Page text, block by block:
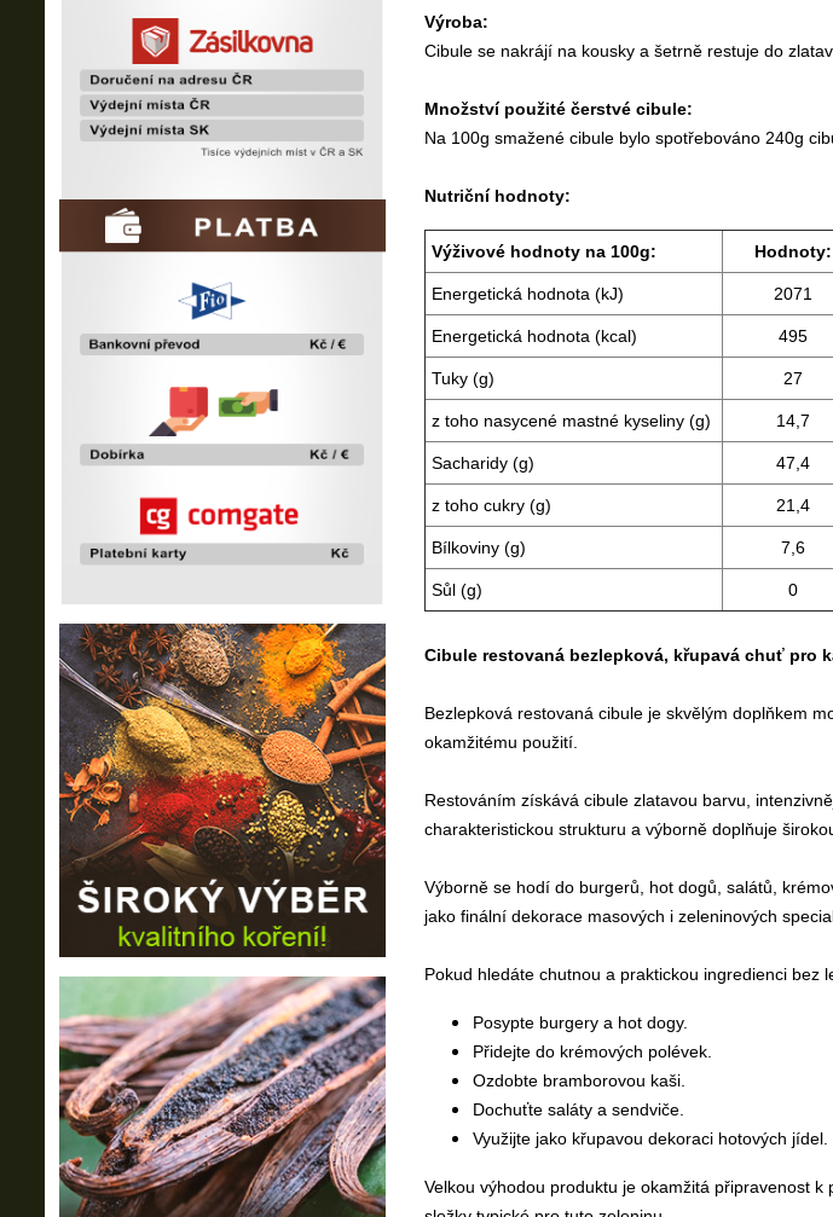
Výroba:
Cibule se nakrájí na kousky a šetrně restuje do
Množství použité čerstvé cibule:
Na 100g smažené cibule bylo spotřebováno 240g
Nutriční hodnoty:
Výživové hodnoty na 100g: Hodnoty:
Energetická hodnota (kJ) 2071
Energetická hodnota (kcal) 495
Tuky (g) 27
z toho nasycené mastné kyseliny (g) 14,7
Sacharidy (g) 47,4
z toho cukry (g) 21,4
Bílkoviny (g) 7,6
Sůl (g) 0
Cibule restovaná bezlepková, křupavá chuť pro
Bezlepková restovaná cibule je skvělým doplňkem
okamžitému použití.
Restováním získává cibule zlatavou barvu,
charakteristickou strukturu a výborně doplňuje
Výborně se hodí do burgerů, hot dogů, salátů,
jako finální dekorace masových i zeleninových
Pokud hledáte chutnou a praktickou ingredienci bez
Posypte burgery a hot dogy.
Přidejte do krémových polévek.
Ozdobte bramborovou kaši.
Dochuťte saláty a sendviče.
Využijte jako křupavou dekoraci hotových jídel.
Velkou výhodou produktu je okamžitá připravenost